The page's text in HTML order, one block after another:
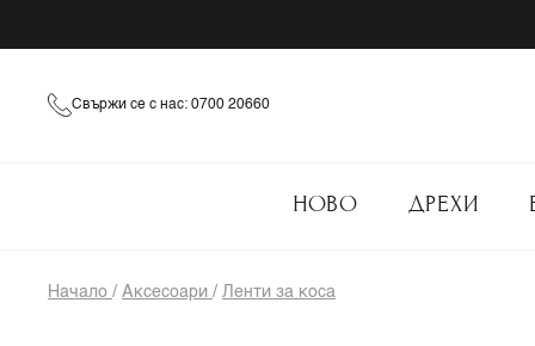
Свържи се с нас: 0700 20660
НОВО ДРЕХИ
Начало / Аксесоари / Ленти за коса